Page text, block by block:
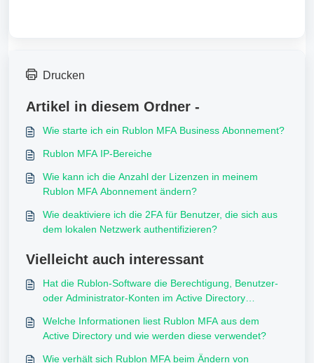
Drucken
Artikel in diesem Ordner -
Wie starte ich ein Rublon MFA Business Abonnement?
Rublon MFA IP-Bereiche
Wie kann ich die Anzahl der Lizenzen in meinem
Rublon MFA Abonnement ändern?
Wie deaktiviere ich die 2FA für Benutzer, die sich aus
dem lokalen Netzwerk authentifizieren?
Vielleicht auch interessant
Hat die Rublon-Software die Berechtigung, Benutzer-
oder Administrator-Konten im Active Directory
Welche Informationen liest Rublon MFA aus dem
Active Directory und wie werden diese verwendet?
Wie verhält sich Rublon MFA beim Ändern von